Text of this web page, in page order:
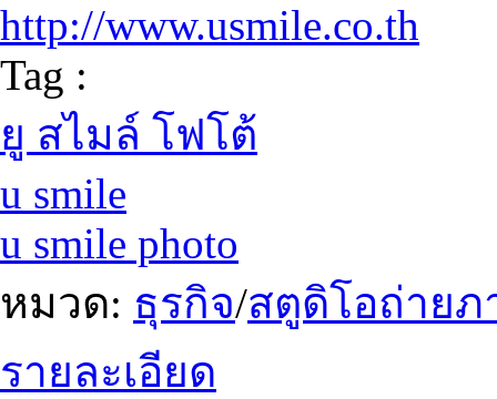
http://www.usmile.co.th
Tag :
ยู สไมล์ โฟโต้
u smile
u smile photo
หมวด: ธุรกิจ/สตูดิโอถ่ายภ
รายละเอียด